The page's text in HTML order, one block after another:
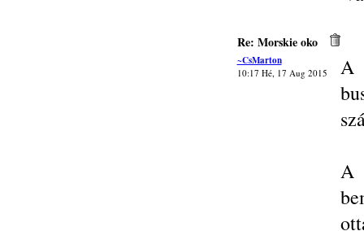
Re: Morskie oko
~CsMarton
10:17 Hé, 17 Aug 2015
A
A